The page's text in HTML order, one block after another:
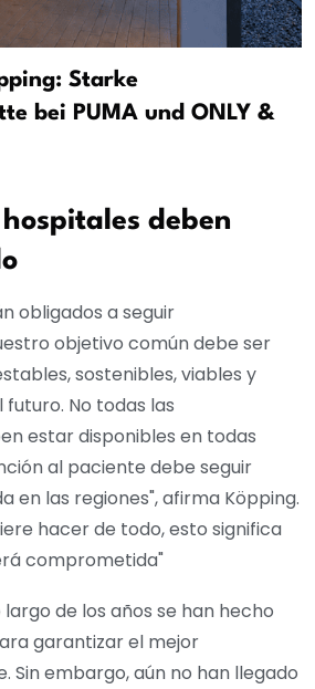
Starke
bei PUMA und ONLY &
hospitales deben
obligados a seguir
objetivo común debe ser
sostenibles, viables y
No todas las
estar disponibles en todas
al paciente debe seguir
en las regiones", afirma Köpping.
hacer de todo, esto significa
comprometida"
largo de los años se han hecho
garantizar el mejor
Sin embargo, aún no han llegado